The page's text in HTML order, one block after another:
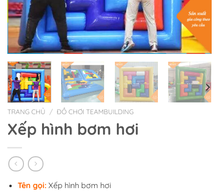
TRANG CHỦ / ĐỒ CHƠI TEAMBUILDING
Xếp hình bơm hơi
Tên gọi:Xếp hình bơm hơi